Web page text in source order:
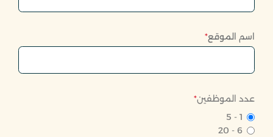
اسم الموقع*
عدد الموظفين*
1 - 5
6 - 20